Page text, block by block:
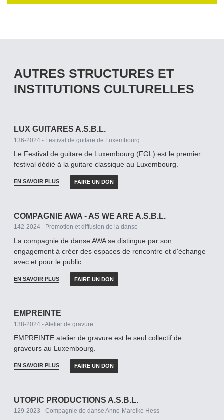
AUTRES STRUCTURES ET
INSTITUTIONS CULTURELLES
LUX GUITARES A.S.B.L.
136-2024 - Festival de guitare de Luxembourg
Le Festival de guitare de Luxembourg (FGL) est le premier
festival dédié à la guitare classique au Luxembourg.
EN SAVOIR PLUS FAIRE UN DON
COMPAGNIE AWA - AS WE ARE A.S.B.L.
142-2024 - Promotion et diffusion de la danse
La compagnie de danse AWA se distingue par son
engagement à créer des espaces de rencontre et d'échange
avec et pour le public
EN SAVOIR PLUS FAIRE UN DON
EMPREINTE
138-2024 - Atelier de gravure
EMPREINTE atelier de gravure est le seul collectif de
graveurs au Luxembourg.
EN SAVOIR PLUS FAIRE UN DON
UTOPIC PRODUCTIONS A.S.B.L.
129-2023 - Compagnie de danse Anne-Mareike Hess